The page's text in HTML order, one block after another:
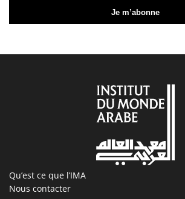
Qu’est ce que l’IMA
Nous contacter